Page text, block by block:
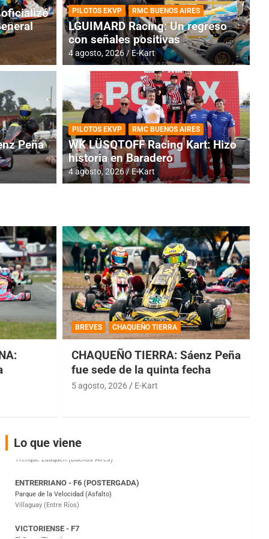
RMC BUENOS AIRES
Cerró una jornada
oficializó
Peña
PILOTOS EKVP RMC BUENOS AIRES
LGUIMARD Racing: Un regreso
con señales positivas
4 agosto, 2026 E-Kart
PILOTOS EKVP RMC BUENOS AIRES
WK LÜSQTOFF Racing Kart: Hizo
historia en Baradero
4 agosto, 2026 E-Kart
BREVES CHAQUEÑO TIERRA
CHAQUEÑO TIERRA: Sáenz Peña
fue sede de la quinta fecha
5 agosto, 2026 E-Kart
Lo que viene
COBERTURA ESPECIAL DE E-KART.COM.AR
08/09-AGO
Ramiro Tot (Asfalto)
Baradero (Buenos Aires)
Parque de la Velocidad (Asfalto)
VICTORIENSE - F7
El Cerro (Tierra)
Victoria (Entre Ríos)
PATAGONICO - F6